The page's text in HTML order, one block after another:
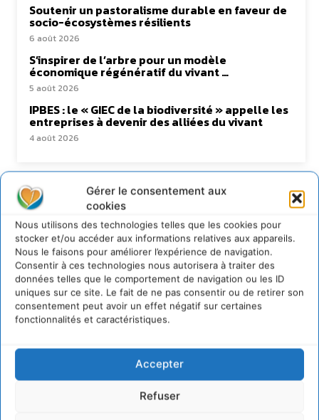
Gérer le consentement aux
cookies
Nous utilisons des technologies telles que les cookies pour
stocker et/ou accéder aux informations relatives aux appareils.
Nous le faisons pour améliorer l’expérience de navigation.
Consentir à ces technologies nous autorisera à traiter des
données telles que le comportement de navigation ou les ID
uniques sur ce site. Le fait de ne pas consentir ou de retirer son
consentement peut avoir un effet négatif sur certaines
fonctionnalités et caractéristiques.
Accepter
Refuser
Soutenir un pastoralisme durable en faveur de
socio-écosystèmes résilients
6 août 2026
S’inspirer de l’arbre pour un modèle
économique régénératif du vivant …
5 août 2026
IPBES : le « GIEC de la biodiversité » appelle les
entreprises à devenir des alliées du vivant
4 août 2026
Newsletter
JE M'ABONNE